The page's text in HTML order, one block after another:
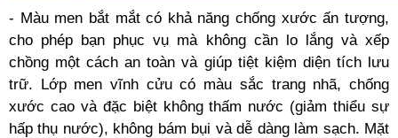
- Màu men bắt mắt có khả năng chống xước ấn tượng,
cho phép bạn phục vụ mà không cần lo lắng và xếp
chồng một cách an toàn và giúp tiệt kiệm diện tích lưu
trữ. Lớp men vĩnh cửu có màu sắc trang nhã, chống
xước cao và đặc biệt không thấm nước (giảm thiểu sự
hấp thụ nước), không bám bụi và dễ dàng làm sạch. Mặt